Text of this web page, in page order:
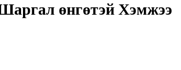
өнгөтэй Хэмжээ